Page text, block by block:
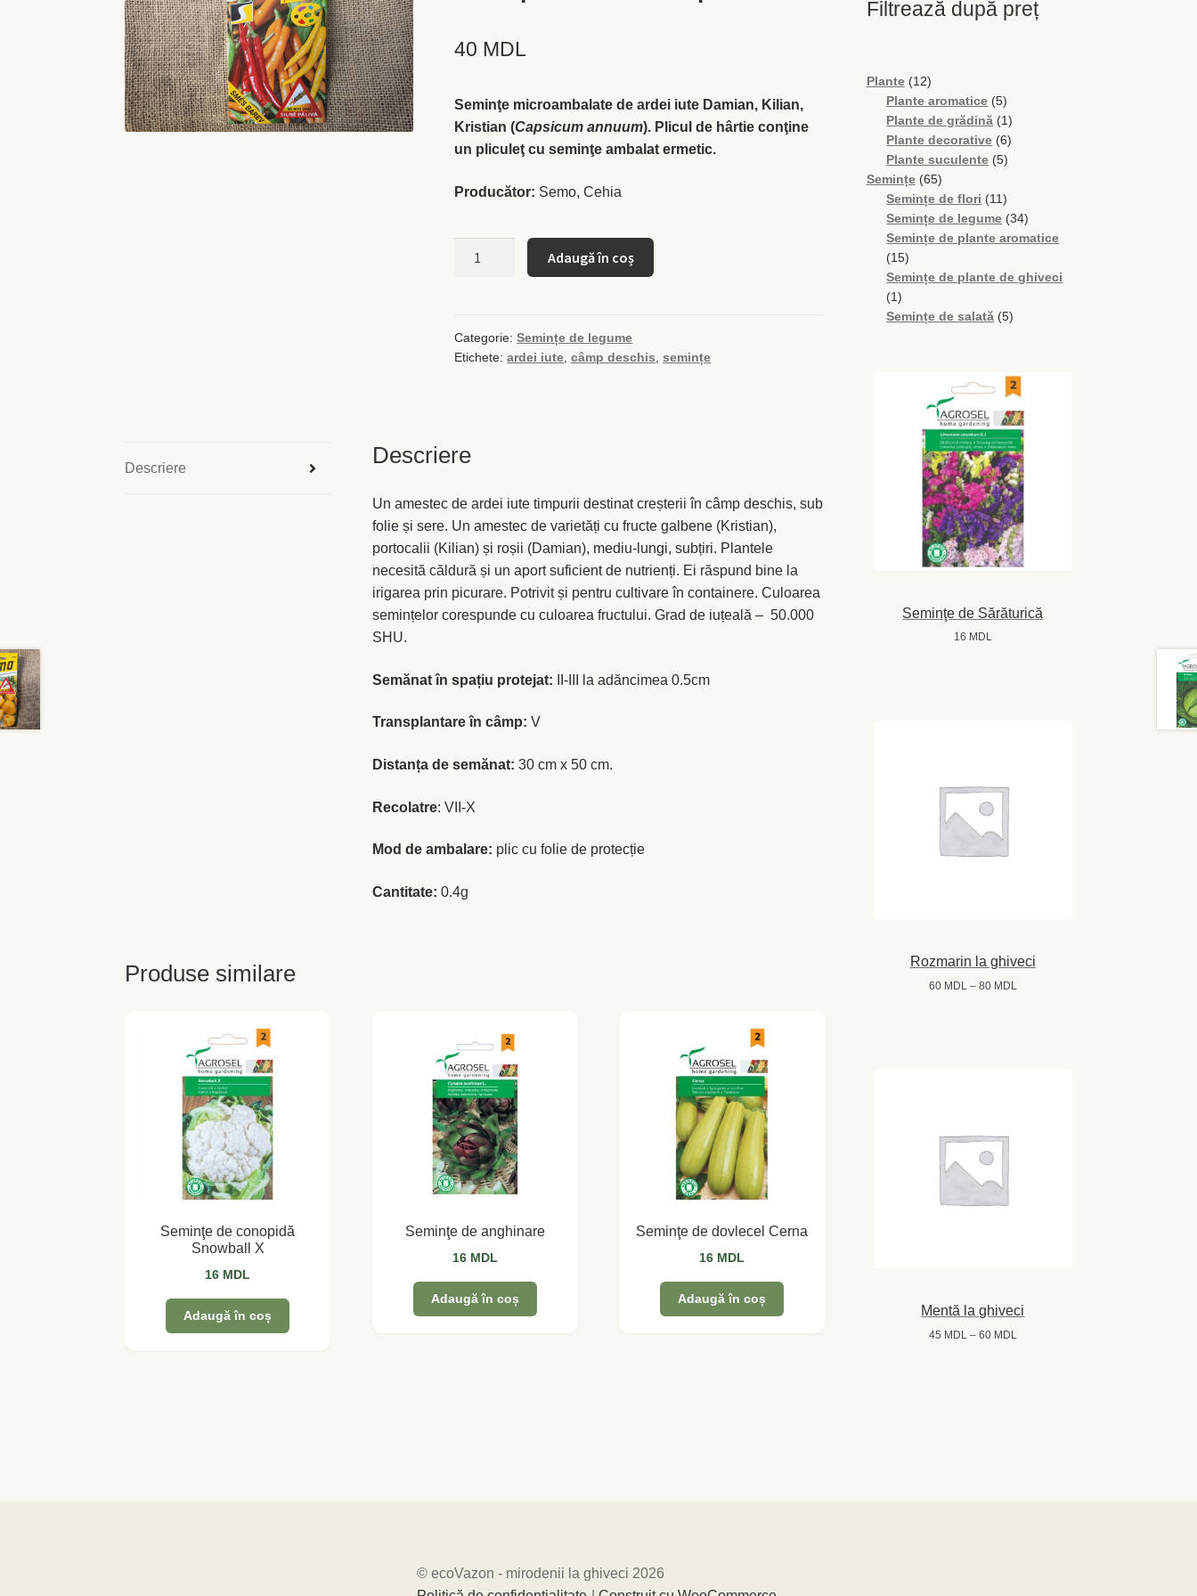
40 MDL
Seminţe microambalate de ardei iute Damian, Kilian,
Kristian (Capsicum annuum). Plicul de hârtie conţine
un pliculeţ cu seminţe ambalat ermetic.
Producător: Semo, Cehia
-
mix
Adaugă în coș
Categorie:Semințe de legume
Etichete:ardei iute,câmp deschis,semințe
Descriere
Descriere
Un amestec de ardei iute timpurii destinat creșterii în câmp deschis, sub
folie și sere. Un amestec de varietăți cu fructe galbene (Kristian),
portocalii (Kilian) și roșii (Damian), mediu-lungi, subțiri. Plantele
necesită căldură și un aport suficient de nutrienți. Ei răspund bine la
irigarea prin picurare. Potrivit și pentru cultivare în containere. Culoarea
semințelor corespunde cu culoarea fructului. Grad de iuțeală – 50.000
SHU.
Semănat în spațiu protejat: II-III la adăncimea 0.5cm
Transplantare în câmp: V
Distanța de semănat: 30 cm x 50 cm.
Recolatre: VII-X
Mod de ambalare: plic cu folie de protecție
Cantitate: 0.4g
Produse similare
Seminţe de conopidă
Snowball X
16 MDL
Adaugă în coș
Seminţe de anghinare
16 MDL
Adaugă în coș
Seminţe de dovlecel Cerna
16 MDL
Adaugă în coș
Filtrează după preț
Plante 1212
produse
Plante aromatice 55
produse
Plante de grădină 11
produs
Plante decorative 66
produse
Plante suculente 55
Semințe 6565
de
produse
Semințe de flori 1111
produse
Semințe de legume 3434
de
Semințe de plante aromatice
1515
produse
Semințe de plante de ghiveci
11
produs
Semințe de salată 55
Seminţe de Sărăturică
16 MDL
Rozmarin la ghiveci
60 MDL – 80 MDL
Mentă la ghiveci
45 MDL – 60 MDL
© ecoVazon - mirodenii la ghiveci 2026